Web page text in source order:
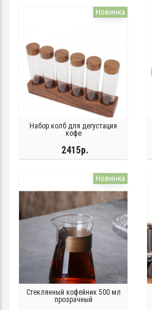
Новинка
Набор колб для дегустация
кофе
2415р.
Новинка
Стеклянный кофейник 500 мл
прозрачный